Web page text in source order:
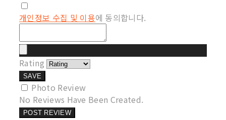
개인정보 수집 및 이용에 동의합니다.
Rating
SAVE
Photo Review
No Reviews Have Been Created.
POST REVIEW